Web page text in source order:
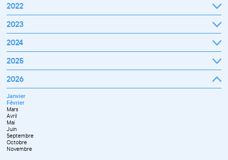
Septembre
Octobre
Novembre
Décembre
2022
Janvier
Février
Mars
Avril
Juillet
Septembre
Octobre
Novembre
Décembre
2023
Janvier
Février
Mars
Avril
Septembre
Octobre
Novembre
Décembre
2024
Janvier
Février
Mars
Avril
Juillet
Septembre
Novembre
Décembre
2025
Janvier
Février
Mars
Avril
Mai
Juin
Juillet
Septembre
Octobre
Novembre
Décembre
2026
Janvier
Février
Mars
Avril
Mai
Juin
Septembre
Octobre
Novembre